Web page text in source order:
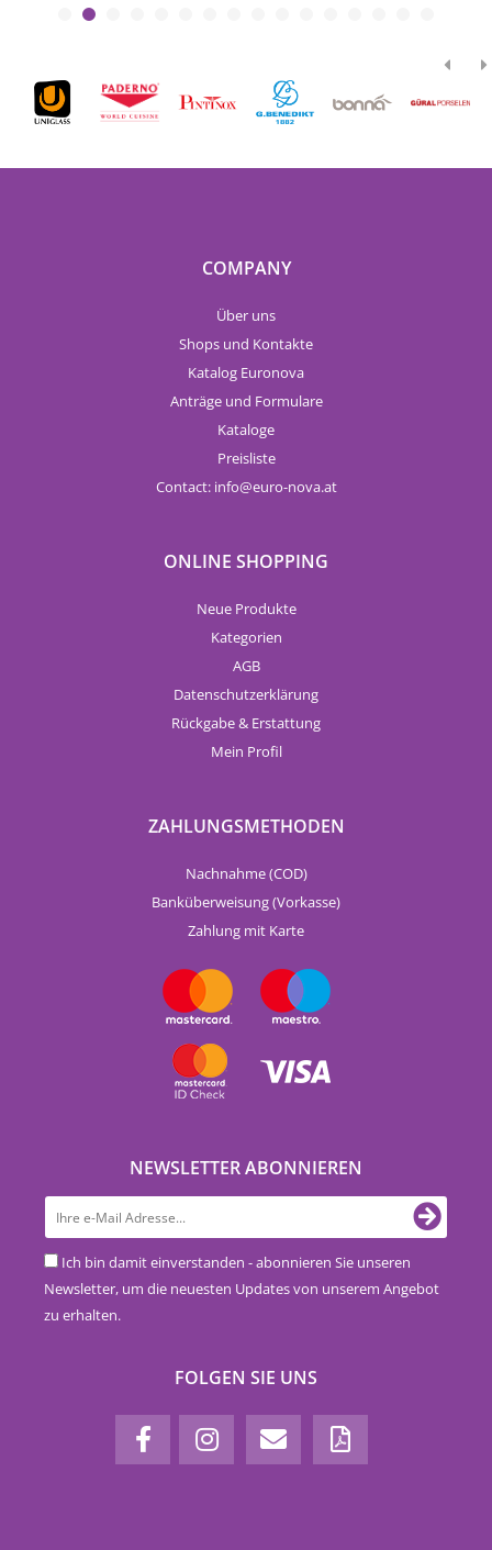
COMPANY
Über uns
Shops und Kontakte
Katalog Euronova
Anträge und Formulare
Kataloge
Preisliste
Contact: info euro-nova.at
ONLINE SHOPPING
Neue Produkte
Kategorien
AGB
Datenschutzerklärung
Rückgabe & Erstattung
Mein Profil
ZAHLUNGSMETHODEN
Nachnahme (COD)
Banküberweisung (Vorkasse)
Zahlung mit Karte
NEWSLETTER ABONNIEREN
Ich bin damit einverstanden - abonnieren Sie unseren
Newsletter, um die neuesten Updates von unserem Angebot
zu erhalten.
FOLGEN SIE UNS